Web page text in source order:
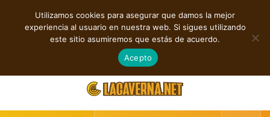
TENDENCIAS
Rock, folk e indie: cuatro estrenos independientes por descubrir
agosto 7, 2026
Utilizamos cookies para asegurar que damos la mejor
experiencia al usuario en nuestra web. Si sigues utilizando
este sitio asumiremos que estás de acuerdo.
Acepto